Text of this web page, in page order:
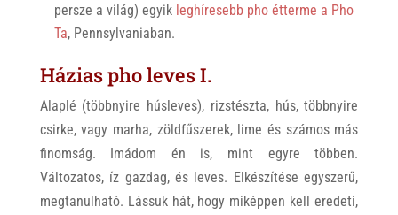
persze a világ) egyik leghíresebb pho étterme a Pho
Ta, Pennsylvaniaban.
Házias pho leves I.
Alaplé (többnyire húsleves), rizstészta, hús, többnyire
csirke, vagy marha, zöldfűszerek, lime és számos más
finomság. Imádom én is, mint egyre többen.
Változatos, íz gazdag, és leves. Elkészítése egyszerű,
megtanulható. Lássuk hát, hogy miképpen kell eredeti,